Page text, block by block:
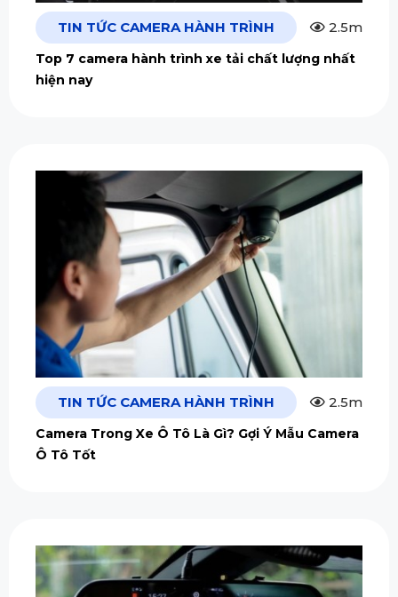
TIN TỨC CAMERA HÀNH TRÌNH 2.5m
Top 7 camera hành trình xe tải chất lượng nhất
hiện nay
TIN TỨC CAMERA HÀNH TRÌNH 2.5m
Camera Trong Xe Ô Tô Là Gì? Gợi Ý Mẫu Camera
Ô Tô Tốt